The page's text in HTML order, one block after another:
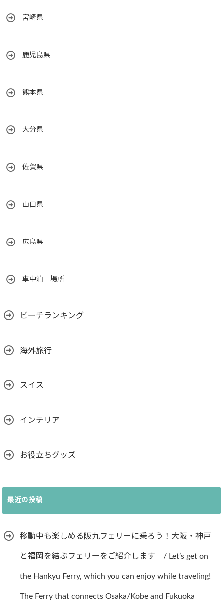
宮崎県
鹿児島県
熊本県
大分県
佐賀県
山口県
広島県
車中泊 場所
ビーチランキング
海外旅行
スイス
インテリア
お役立ちグッズ
最近の投稿
移動中も楽しめる阪九フェリーに乗ろう！大阪・神戸
と福岡を結ぶフェリーをご紹介します / Let’s get on
the Hankyu Ferry, which you can enjoy while traveling!
The Ferry that connects Osaka/Kobe and Fukuoka